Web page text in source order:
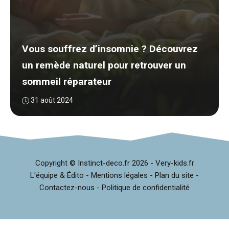
Vous souffrez d’insomnie ? Découvrez
un remède naturel pour retrouver un
sommeil réparateur
31 août 2024
Copyright © Instinct-deco.fr 2026 - Very-kids.fr
L'équipe & Édito - Mentions légales - Plan du site -
Contactez-nous - Politique de confidentialité